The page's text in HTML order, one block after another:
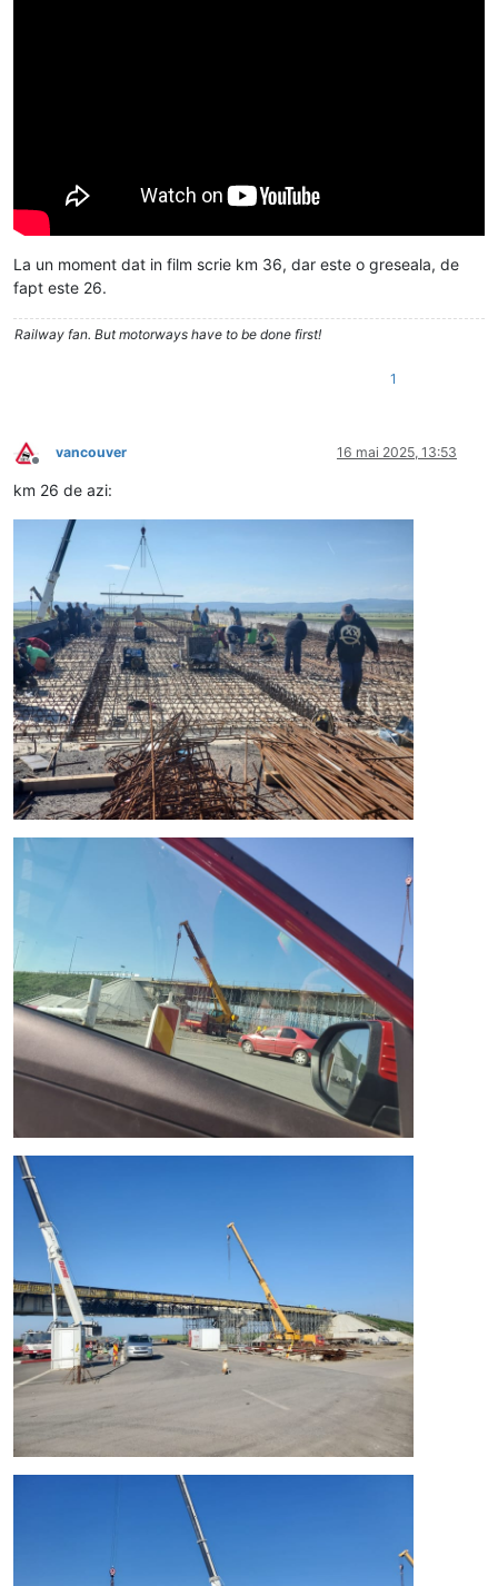
La un moment dat in film scrie km 36, dar este o greseala, de
fapt este 26.
Railway fan. But motorways have to be done first!
1
Deconectat
vancouver 16 mai 2025, 13:53
km 26 de azi: